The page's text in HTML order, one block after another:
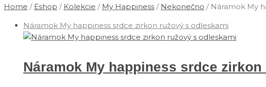
Home / Eshop / Kolekcie / ‎My Happiness / Nekonečno / Náramok My
Náramok My happiness srdce zirkon ružový s odleskami
Náramok My happiness srdce